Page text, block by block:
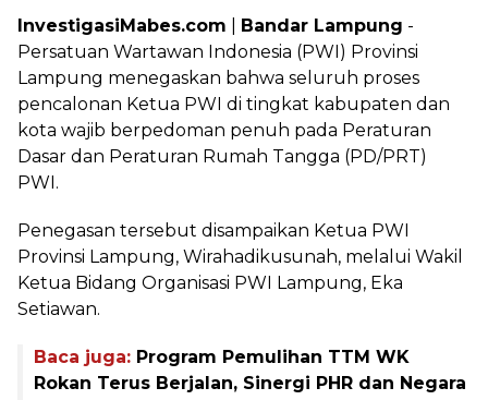
InvestigasiMabes.com Bandar Lampung -
Persatuan Wartawan Indonesia (PWI) Provinsi
Lampung menegaskan bahwa seluruh proses
pencalonan Ketua PWI di tingkat kabupaten dan
kota wajib berpedoman penuh pada Peraturan
Dasar dan Peraturan Rumah Tangga (PD/PRT)
PWI.
Penegasan tersebut disampaikan Ketua PWI
Provinsi Lampung, Wirahadikusunah, melalui Wakil
Ketua Bidang Organisasi PWI Lampung, Eka
Setiawan.
Baca juga: Program Pemulihan TTM WK
Rokan Terus Berjalan, Sinergi PHR dan Negara